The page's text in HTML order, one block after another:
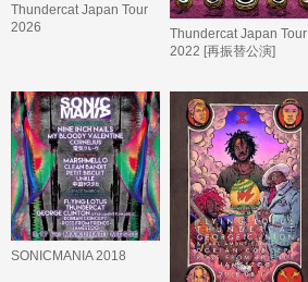
Thundercat Japan Tour
2026
Thundercat Japan Tour
2022 [再振替公演]
SONICMANIA 2018